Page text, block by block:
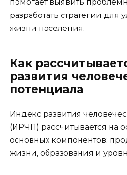
помогает выявить
разработать стратегии для
жизни населения.
Как
развития
потенциала
Индекс развития
(ИРЧП) рассчитывается на
основных компонентов:
жизни, образования и